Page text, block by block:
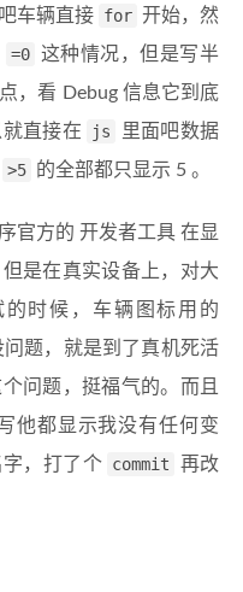
车辆直接 for 开始，然
=0 这种情况，但是写半
，看 Debug 信息它到底
直接在
js
里面吧数据
>5 的全部都只显示 5 。
官方的 开发者工具 在显
是在真实设备上，对大
时候，车辆图标用的
题，就是到了真机死活
问题，挺福气的。而且
他都显示我没有任何变
，打了个 commit
再改